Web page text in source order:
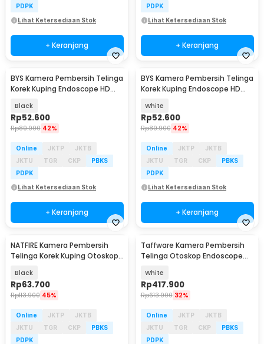
PDPK
Lihat Ketersediaan Stok
+ Keranjang
PDPK
Lihat Ketersediaan Stok
+ Keranjang
Baru
BYS Kamera Pembersih Telinga
Korek Kuping Endoscope HD
Black
Rp52.600
Rp89.900 42%
Online JKTP
JKTB
JKTU
TGR CKP
PBKS
PDPK
Lihat Ketersediaan Stok
+ Keranjang
Baru
BYS Kamera Pembersih Telinga
Korek Kuping Endoscope HD
White
Rp52.600
Rp89.900 42%
Online JKTP
JKTB
JKTU
TGR CKP
PBKS
PDPK
Lihat Ketersediaan Stok
+ Keranjang
NATFIRE Kamera Pembersih
Telinga Korek Kuping Otoskop
Black
Rp63.700
Rp113.900 45%
Online JKTP
JKTB
JKTU
TGR CKP
PBKS
PDPK
Taffware Kamera Pembersih
Telinga Otoskop Endoscope
White
Rp417.900
Rp613.900 32%
Online JKTP
JKTB
JKTU
TGR CKP
PBKS
PDPK